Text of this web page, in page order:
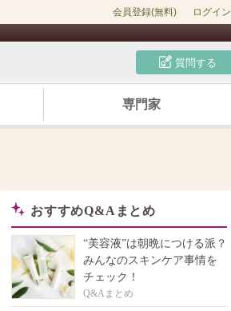
会員登録(無料) ログイン
質問する
専門家
おすすめQ&Aまとめ
“美容液”は朝晩につける派？
みんなのスキンケア事情を
チェック！
Q&Aまとめ